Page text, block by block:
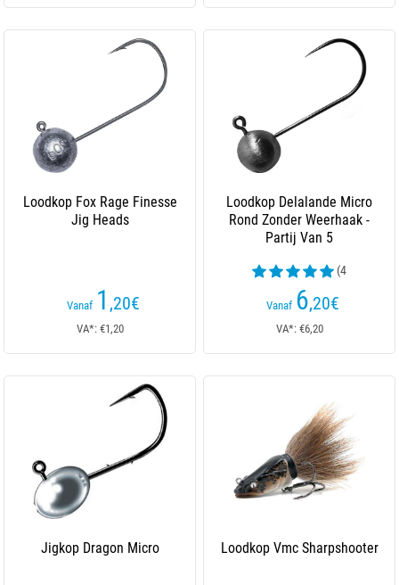
Loodkop Fox Rage Finesse
Jig Heads
Vanaf 1 ,20€
VA*: €1,20
Loodkop Delalande Micro
Rond Zonder Weerhaak -
Partij Van 5
(4
beoordelingen)
Vanaf 6,20€
VA*: €6,20
Jigkop Dragon Micro Loodkop Vmc Sharpshooter